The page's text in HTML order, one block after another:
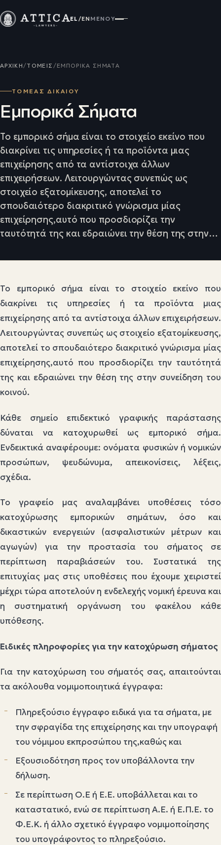
EL /EN ΜΕΝΟΎ
ΑΡΧΙΚΉ/ΤΟΜΕΊΣ /ΕΜΠΟΡΙΚΆ ΣΉΜΑΤΑ
ΤΟΜΕΑΣ ΔΙΚΑΙΟΥ
Εμπορικά Σήματα
Το εμπορικό σήμα είναι το στοιχείο εκείνο που
διακρίνει τις υπηρεσίες ή τα προϊόντα μιας
επιχείρησης από τα αντίστοιχα άλλων
επιχειρήσεων. Λειτουργώντας συνεπώς ως
στοιχείο εξατομίκευσης, αποτελεί το
σπουδαιότερο διακριτικό γνώρισμα μίας
επιχείρησης,αυτό που προσδιορίζει την
ταυτότητά της και εδραιώνει την θέση της στην…
Το εμπορικό σήμα είναι το στοιχείο εκείνο που
διακρίνει τις υπηρεσίες ή τα προϊόντα μιας
επιχείρησης από τα αντίστοιχα άλλων επιχειρήσεων.
Λειτουργώντας συνεπώς ως στοιχείο εξατομίκευσης,
αποτελεί το σπουδαιότερο διακριτικό γνώρισμα μίας
επιχείρησης,αυτό που προσδιορίζει την ταυτότητά
της και εδραιώνει την θέση της στην συνείδηση του
κοινού.
Κάθε σημείο επιδεκτικό γραφικής παράστασης
δύναται να κατοχυρωθεί ως εμπορικό σήμα.
Ενδεικτικά αναφέρουμε: ονόματα φυσικών ή νομικών
προσώπων, ψευδώνυμα, απεικονίσεις, λέξεις,
σχέδια.
Το γραφείο μας αναλαμβάνει υποθέσεις τόσο
κατοχύρωσης εμπορικών σημάτων, όσο και
δικαστικών ενεργειών (ασφαλιστικών μέτρων και
αγωγών) για την προστασία του σήματος σε
περίπτωση παραβιάσεών του. Συστατικά της
επιτυχίας μας στις υποθέσεις που έχουμε χειριστεί
μέχρι τώρα αποτελούν η ενδελεχής νομική έρευνα και
η συστηματική οργάνωση του φακέλου κάθε
υπόθεσης.
Ειδικές πληροφορίες για την κατοχύρωση σήματος
Για την κατοχύρωση του σήματός σας, απαιτούνται
τα ακόλουθα νομιμοποιητικά έγγραφα:
Πληρεξούσιο έγγραφο ειδικά για τα σήματα, με
την σφραγίδα της επιχείρησης και την υπογραφή
του νόμιμου εκπροσώπου της,καθώς και
Εξουσιοδότηση προς τον υποβάλλοντα την
δήλωση.
Σε περίπτωση Ο.Ε ή Ε.Ε. υποβάλλεται και το
καταστατικό, ενώ σε περίπτωση Α.Ε. ή Ε.Π.Ε. το
Φ.Ε.Κ. ή άλλο σχετικό έγγραφο νομιμοποίησης
του υπογράφοντος το πληρεξούσιο.